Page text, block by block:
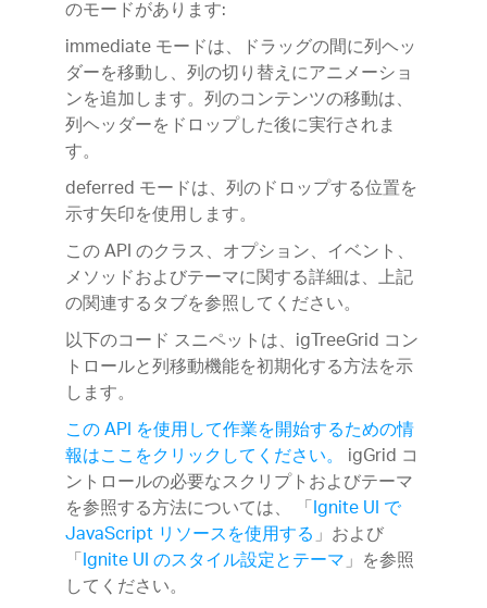
のモードがあります:
immediate モードは、ドラッグの間に列ヘッ
ダーを移動し、列の切り替えにアニメーショ
ンを追加します。列のコンテンツの移動は、
列ヘッダーをドロップした後に実行されま
す。
deferred モードは、列のドロップする位置を
示す矢印を使用します。
この API のクラス、オプション、イベント、
メソッドおよびテーマに関する詳細は、上記
の関連するタブを参照してください。
以下のコード スニペットは、igTreeGrid コン
トロールと列移動機能を初期化する方法を示
します。
この API を使用して作業を開始するための情
報はここをクリックしてください。 igGrid コ
ントロールの必要なスクリプトおよびテーマ
を参照する方法については、 「Ignite UI で
JavaScript リソースを使用する」および
「Ignite UI のスタイル設定とテーマ」を参照
してください。